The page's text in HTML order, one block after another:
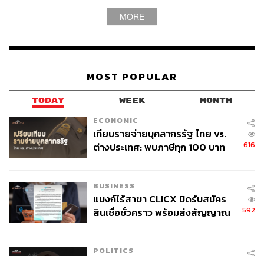
MORE
MOST POPULAR
TODAY WEEK MONTH
ECONOMIC
เทียบรายจ่ายบุคลากรรัฐ ไทย vs.
ต่างประเทศ: พบภาษีทุก 100 บาท
616
BUSINESS
แบงก์ไร้สาขา CLICX ปิดรับสมัคร
สินเชื่อชั่วคราว พร้อมส่งสัญญาณ
592
POLITICS